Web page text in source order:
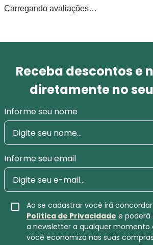
Carregando avaliações…
Receba descontos e
diretamente no
Informe seu nome
Informe seu email
Ao se cadastrar você irá
Política de Privacidade e
a newsletter a qualquer momento
você economiza nas suas